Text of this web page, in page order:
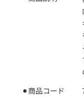
⚫︎商品コード